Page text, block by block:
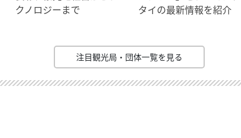
クノロジーまで
タイの最新情報を紹介
注目観光局・団体一覧を見る